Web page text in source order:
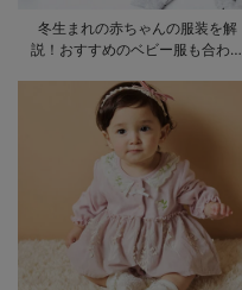
冬生まれの赤ちゃんの服装を解
説！おすすめのベビー服も合わせ